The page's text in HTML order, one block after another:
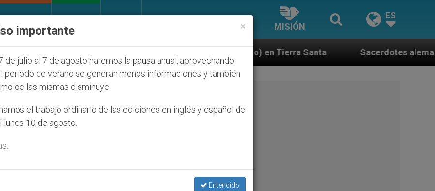
MISIÓN
ES
que afecta a cristianos (y no sólo) en Tierra Santa Sacerdotes alemanes fieles al Papa
×
importante
de julio al 7 de agosto haremos la pausa anual, aprovechando
periodo de verano se generan menos informaciones y también
de las mismas disminuye.
el trabajo ordinario de las ediciones en inglés y español de
lunes 10 de agosto.
Entendido